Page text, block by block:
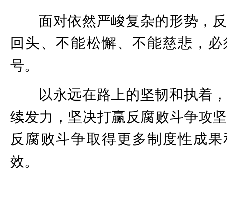
面对依然严峻复杂的形势，
回头、不能松懈、不能慈悲，
号。
以永远在路上的坚韧和执着
续发力，坚决打赢反腐败斗争攻
反腐败斗争取得更多制度性成
效。